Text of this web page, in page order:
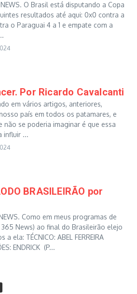
O Brasil está disputando a Copa
resultados até aqui: 0x0 contra a
o Paraguai 4 a 1 e empate com a
Por Ricardo Cavalcanti
em vários artigos, anteriores,
país em todos os patamares, e
não se poderia imaginar é que essa
influir ...
BRASILEIRÃO por
Como em meus programas de
News) ao final do Brasileirão elejo
ela: TÉCNICO: ABEL FERREIRA
ENDRICK (P...